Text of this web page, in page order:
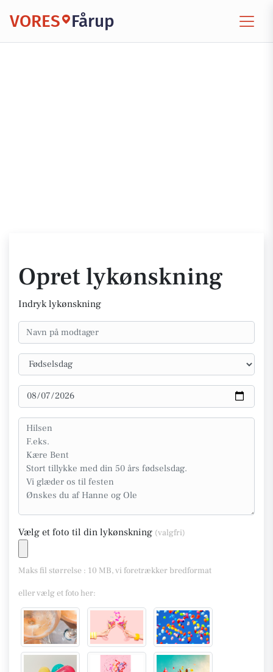
VORES Fårup
Opret lykønskning
Indryk lykønskning
Vælg et foto til din lykønskning (valgfri)
Maks fil størrelse : 10 MB, vi foretrækker bredformat
eller vælg et foto her: